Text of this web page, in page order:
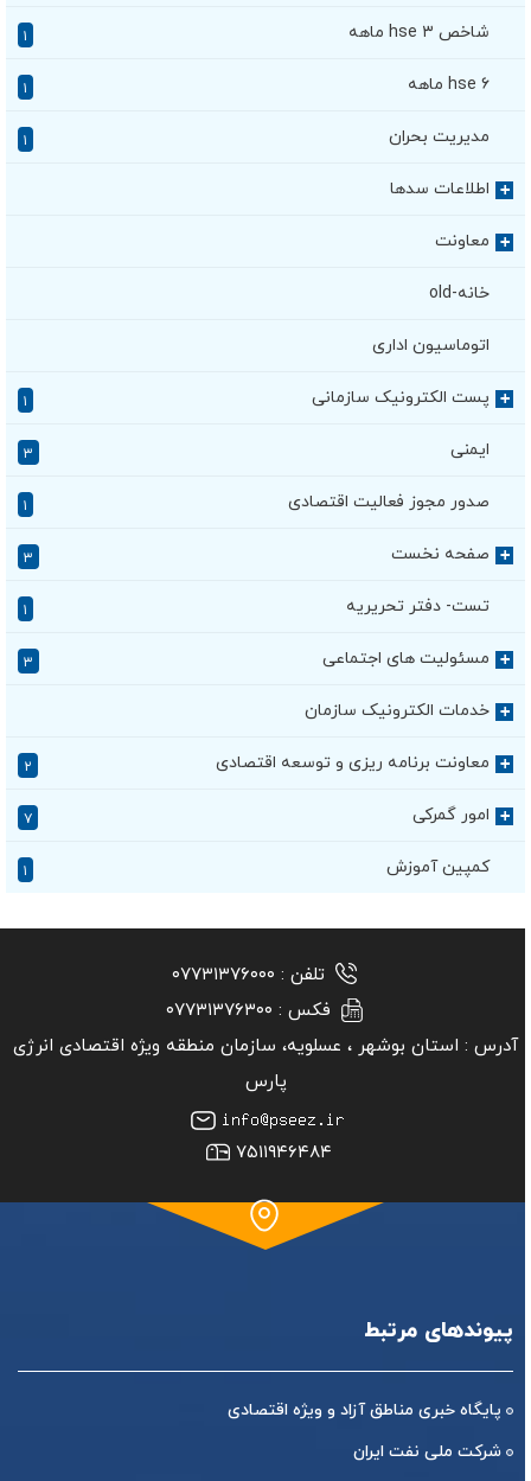
شاخص hse ۳ ماهه
hse ۶ ماهه
مدیریت بحران
+ اطلاعات سدها
+ معاونت
خانه-old
اتوماسیون اداری
+ پست الکترونیک سازمانی
ایمنی ۳
صدور مجوز فعالیت اقتصادی
+ صفحه نخست ۳
تست- دفتر تحریریه
+ مسئولیت های اجتماعی ۳
+ خدمات الکترونیک سازمان
+ معاونت برنامه ریزی و توسعه اقتصادی ۲
+ امور گمرکی ۷
کمپین آموزش
تلفن : ۰۷۷۳۱۳۷۶۰۰۰
فکس : ۰۷۷۳۱۳۷۶۳۰۰
آدرس : استان بوشهر ‏، عسلویه، سازمان منطقه ویژه اقتصادی انرژی
پارس
۷۵۱۱۹۴۶۴۸۴
پیوندهای مرتبط
پایگاه خبری مناطق آزاد و ویژه اقتصادی
شرکت ملی نفت ایران